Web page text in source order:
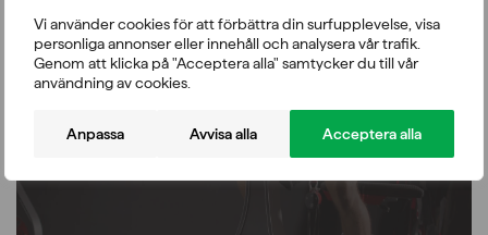
Vi använder cookies för att förbättra din surfupplevelse, visa
personliga annonser eller innehåll och analysera vår trafik.
Genom att klicka på "Acceptera alla" samtycker du till vår
användning av cookies.
Anpassa Avvisa alla Acceptera alla
Apparaten har en 12″ skärm och programvara.
Programvaran låter dig följa prestationens olika
parametrar i realtid och jämföra med tidigare prestationer.
I paketet ingår även D.LOAD kraftplattor, viktskivor, selar, T-
apparaten.